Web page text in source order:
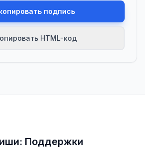
подпись
HTML-код
Поддержки